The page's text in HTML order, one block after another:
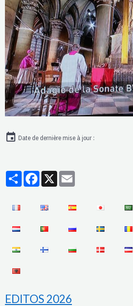
Date de dernière mise à jour :
PartagerFacebook
X
EDITOS 2026